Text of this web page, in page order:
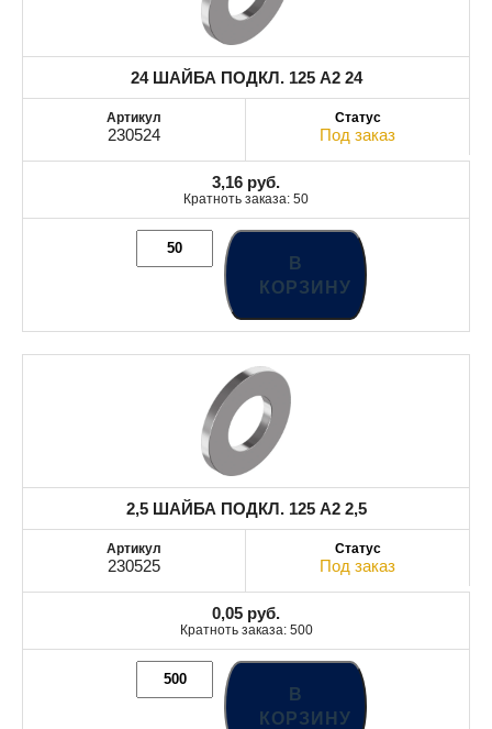
24 ШАЙБА ПОДКЛ. 125 A2 24
230524 Под заказ
3,16 руб.
Кратноть заказа: 50
В
КОРЗИНУ
2,5 ШАЙБА ПОДКЛ. 125 A2 2,5
230525 Под заказ
0,05 руб.
Кратноть заказа: 500
В
КОРЗИНУ